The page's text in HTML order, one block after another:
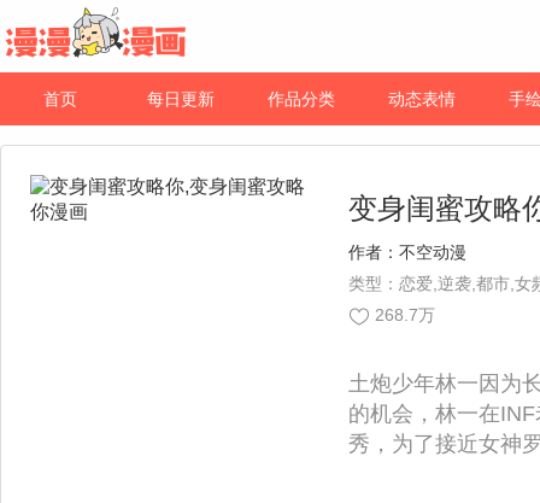
首页 每日更新 作品分类 动态表情 手
变身闺蜜攻略
作者： 不空动漫
类型：恋爱,逆袭,都市,女
268.7万
土炮少年林一因为
的机会，林一在
秀，为了接近女神